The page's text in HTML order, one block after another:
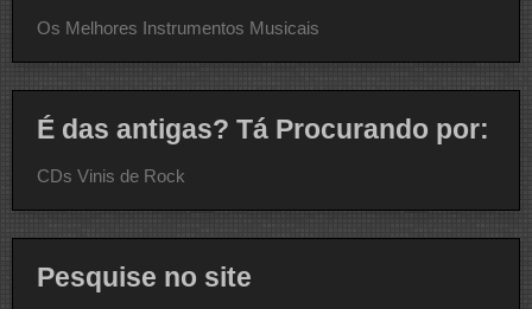
Os Melhores Instrumentos Musicais
É das antigas? Tá Procurando por:
CDs Vinis de Rock
Pesquise no site